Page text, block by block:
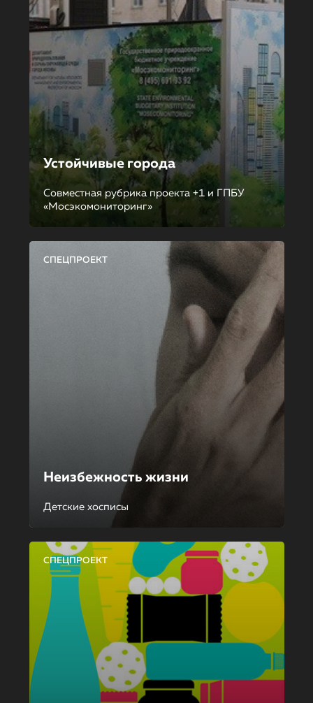
Устойчивые города
Совместная рубрика проекта +1 и ГПБУ
«Мосэкомониторинг»
СПЕЦПРОЕКТ
Неизбежность жизни
Детские хосписы
СПЕЦПРОЕКТ